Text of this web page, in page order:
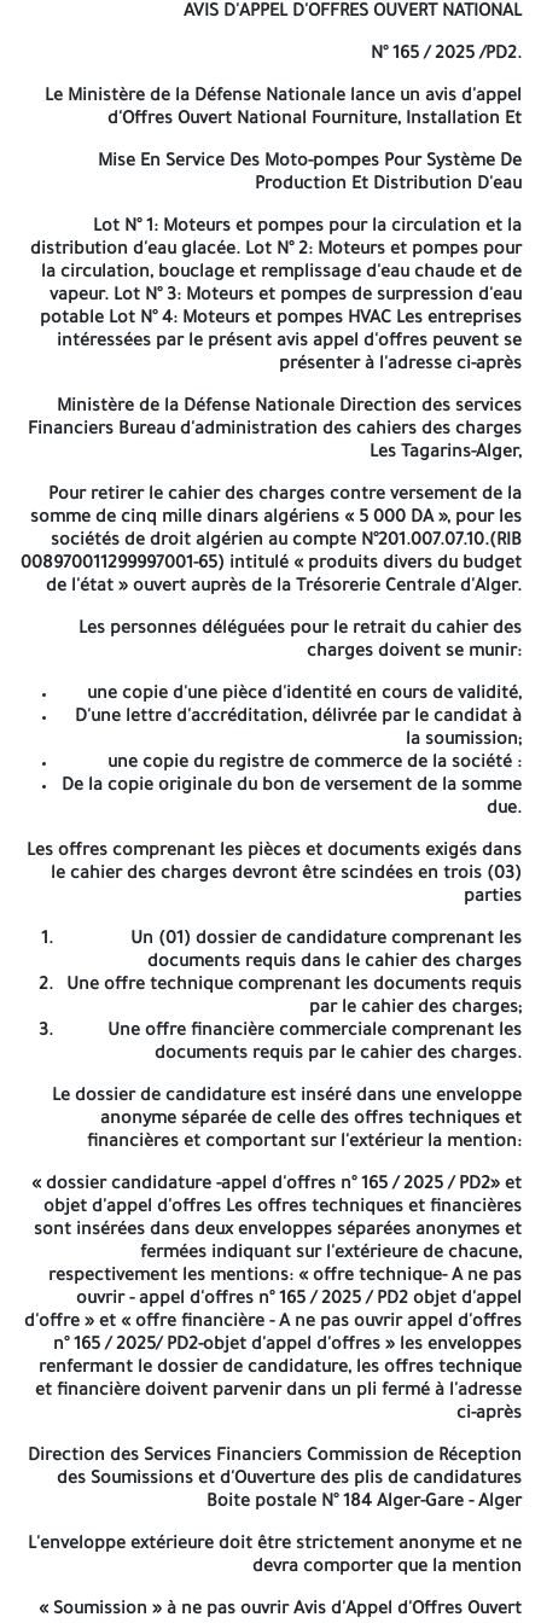
technique et financière doivent parvenir dans un pli fermé à
l'adresse ci-après Direction des Services Financiers Commission
candidatures Boite postale N° 184 Alger-Gare - Alger L'enveloppe
extérieure doit être strictement anonyme et ne devra comporter
d'Offres Ouvert National N° 165 / 2025 / PD2. Les soumissions
doivent être adressées ou déposées à l'adresse indiquée ci-
piis de candidatures et des offres technique, sont fixées sur
l'invitation remise conjointement avec le cahier des charges. Les
soumissionnaires resteront engagés par leurs offres pendant
une durée de 120 jours. Horizons: 10-04-2025 - Anep 2516011393 A
-=-=-=-
REPUBLIQUE ALGERIENNE DEMOCRATIQUE ET POPULAIRE
AVIS D'APPEL D'OFFRES OUVERT NATIONAL
N° 165 / 2025 /PD2.
Le Ministère de la Défense Nationale lance un avis d'appel
d'Offres Ouvert National Fourniture, Installation Et
Mise En Service Des Moto-pompes Pour Système De Production
Et Distribution D'eau
: Moteurs et pompes pour la circulation et la distribution
: Moteurs et pompes pour la circulation,
Moteurs et pompes de surpression d'eau potableLot N° 4
Moteurs et pompes HVAC Les entreprises intéressées par le
présent avis appel d'offres peuvent se présenter à l'adresse ci-
après
Ministère de la Défense Nationale Direction des services
Tagarins-Alger,
Pour retirer le cahier des charges contre versement de la somme
droit algérien au compte N°201.007.07.10.(RIB
008970011299997001-65) intitulé « produits divers du budget de
l'état » ouvert auprès de la Trésorerie Centrale d'Alger.
Les personnes déléguées pour le retrait du cahier des charges
doivent se munir:
une copie d'une pièce d'identité en cours de validité,
D'une lettre d'accréditation, délivrée par le candidat à
la soumission;
De la copie originale du bon de versement de la
somme due.
Les offres comprenant les pièces et documents exigés dans le
cahier des charges devront être scindées en trois (03) parties
Un (01) dossier de candidature comprenant les
documents requis dans le cahier des charges
Une offre technique comprenant les documents
requis par le cahier des charges;
Une offre financière commerciale comprenant les
Le dossier de candidature est inséré dans une enveloppe
anonyme séparée de celle des offres techniques et financières et
dossier candidature -appel d'offres n° 165 / 2025 / PD2 » et objet
insérées dans deux enveloppes séparées anonymes et fermées
AVIS D'APPEL D'OFFRES OUVERT NATIONAL
N° 165 / 2025 /PD2.
Le Ministère de la Défense Nationale lance un avis d'appel
d'Offres Ouvert National Fourniture, Installation Et
Mise En Service Des Moto-pompes Pour Système De
Production Et Distribution D'eau
Lot N° 1: Moteurs et pompes pour la circulation et la
distribution d'eau glacée. Lot N° 2: Moteurs et pompes pour
la circulation, bouclage et remplissage d'eau chaude et de
vapeur. Lot N° 3: Moteurs et pompes de surpression d'eau
potable Lot N° 4: Moteurs et pompes HVAC Les entreprises
intéressées par le présent avis appel d'offres peuvent se
présenter à l'adresse ci-après
Ministère de la Défense Nationale Direction des services
Financiers Bureau d'administration des cahiers des charges
Les Tagarins-Alger,
Pour retirer le cahier des charges contre versement de la
somme de cinq mille dinars algériens « 5 000 DA », pour les
sociétés de droit algérien au compte N°201.007.07.10.(RIB
008970011299997001-65) intitulé « produits divers du budget
de l'état » ouvert auprès de la Trésorerie Centrale d'Alger.
Les personnes déléguées pour le retrait du cahier des
charges doivent se munir:
une copie d'une pièce d'identité en cours de validité,
D'une lettre d'accréditation, délivrée par le candidat à
la soumission;
une copie du registre de commerce de la société :
De la copie originale du bon de versement de la somme
due.
Les offres comprenant les pièces et documents exigés dans
le cahier des charges devront être scindées en trois (03)
parties
Un (01) dossier de candidature comprenant les
documents requis dans le cahier des charges
Une offre technique comprenant les documents requis
par le cahier des charges;
Une offre financière commerciale comprenant les
documents requis par le cahier des charges.
Le dossier de candidature est inséré dans une enveloppe
anonyme séparée de celle des offres techniques et
financières et comportant sur l'extérieur la mention:
« dossier candidature -appel d'offres n° 165 / 2025 / PD2» et
objet d'appel d'offres Les offres techniques et financières
sont insérées dans deux enveloppes séparées anonymes et
fermées indiquant sur l'extérieure de chacune,
respectivement les mentions: « offre technique- A ne pas
ouvrir - appel d'offres n° 165 / 2025 / PD2 objet d'appel
d'offre » et « offre financière - A ne pas ouvrir appel d'offres
n° 165 / 2025/ PD2-objet d'appel d'offres » les enveloppes
renfermant le dossier de candidature, les offres technique
et financière doivent parvenir dans un pli fermé à l'adresse
ci-après
Direction des Services Financiers Commission de Réception
des Soumissions et d'Ouverture des plis de candidatures
Boite postale N° 184 Alger-Gare - Alger
L'enveloppe extérieure doit être strictement anonyme et ne
devra comporter que la mention
« Soumission » à ne pas ouvrirAvis d'Appel d'Offres Ouvert